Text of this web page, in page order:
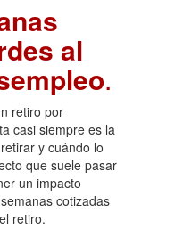
al
.
retiro por
casi siempre es la
y cuándo lo
que suele pasar
un impacto
cotizadas
retiro.